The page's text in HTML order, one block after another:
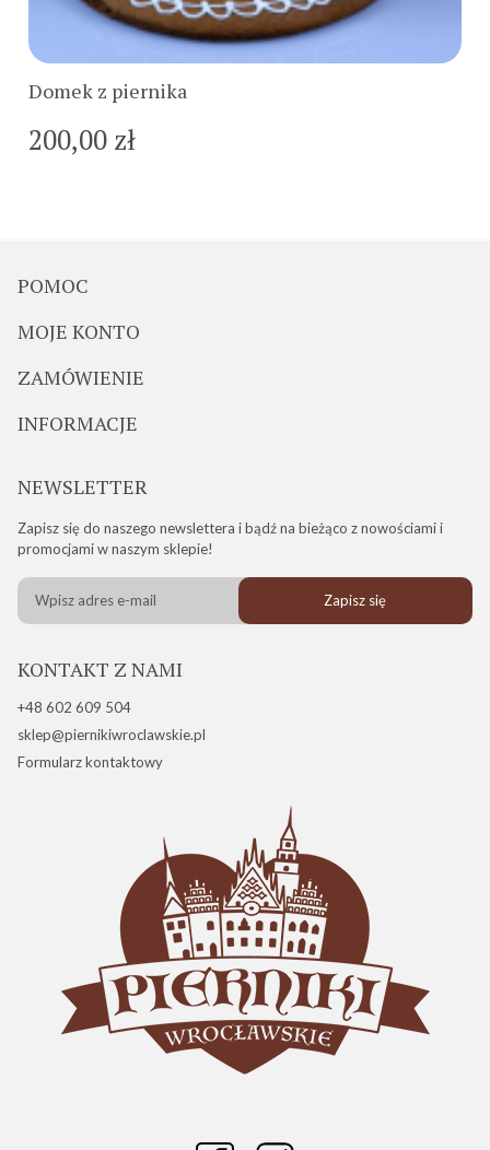
Domek z piernika
200,00 zł
Do koszyka
POMOC
MOJE KONTO
ZAMÓWIENIE
INFORMACJE
NEWSLETTER
Zapisz się do naszego newslettera i bądź na bieżąco z nowościami i
promocjami w naszym sklepie!
Zapisz się
KONTAKT Z NAMI
+48 602 609 504
sklep@piernikiwroclawskie.pl
Formularz kontaktowy